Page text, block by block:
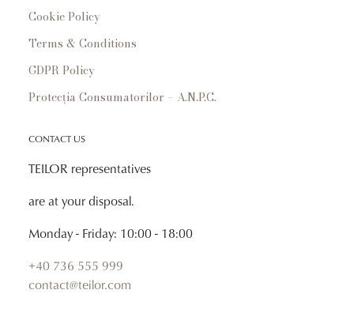
Cookie Policy
Terms & Conditions
GDPR Policy
Protecția Consumatorilor – A.N.P.C.
CONTACT US
TEILOR representatives
are at your disposal.
Monday - Friday: 10:00 - 18:00
+40 736 555 999
contact@teilor.com